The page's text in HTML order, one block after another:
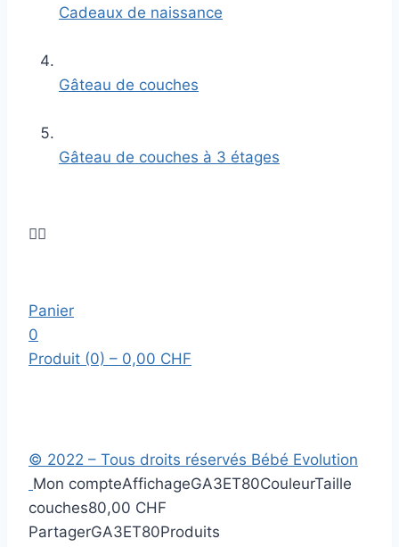
Cadeaux de naissance
Gâteau de couches
Gâteau de couches à 3 étages

Panier
0
Produit (0) – 0,00 CHF
© 2022 – Tous droits réservés Bébé Evolution
Mon compteAffichageGA3ET80CouleurTaille
couches80,00 CHF
PartagerGA3ET80Produits